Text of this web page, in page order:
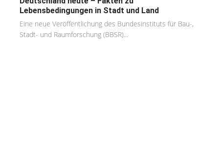
Lebensbedingungen in Stadt und Land
Eine neue Veröffentlichung des Bundesinstituts für Bau-,
Stadt- und Raumforschung (BBSR)...